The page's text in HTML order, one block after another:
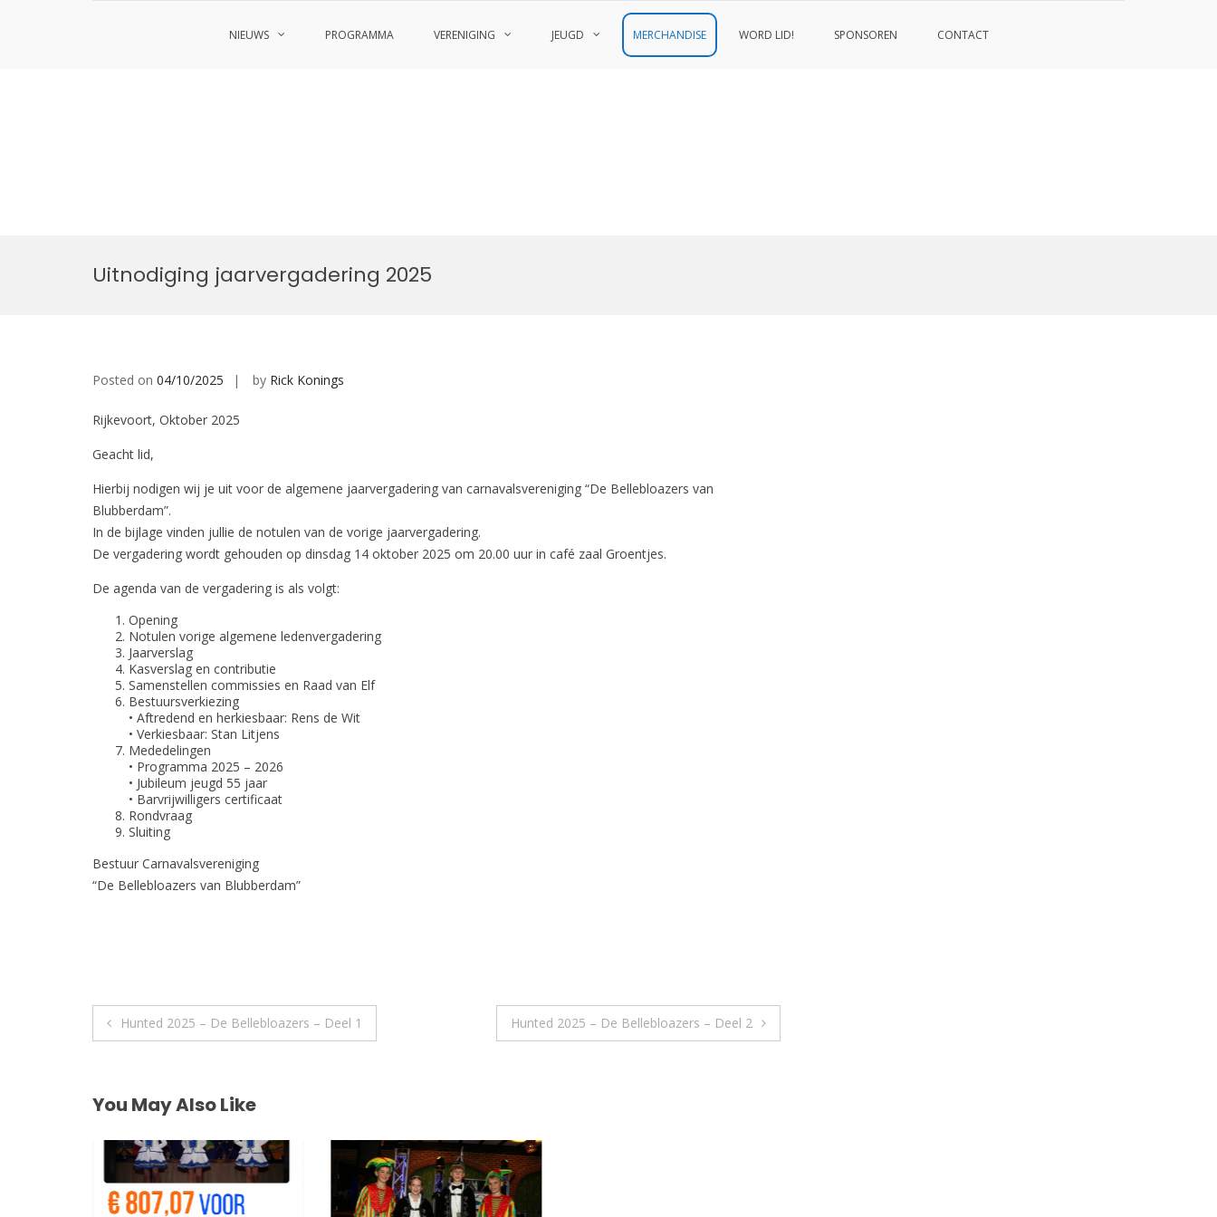
NIEUWS PROGRAMMA VERENIGING JEUGD MERCHANDISE WORD LID! SPONSOREN CONTACT
Uitnodiging jaarvergadering 2025
Posted on 04/10/2025 by Rick Konings
Rijkevoort, Oktober 2025
Geacht lid,
Hierbij nodigen wij je uit voor de algemene jaarvergadering van carnavalsvereniging “De Bellebloazers van
Blubberdam”.
In de bijlage vinden jullie de notulen van de vorige jaarvergadering.
De vergadering wordt gehouden op dinsdag 14 oktober 2025 om 20.00 uur in café zaal Groentjes.
De agenda van de vergadering is als volgt:
Opening
Notulen vorige algemene ledenvergadering
Jaarverslag
Kasverslag en contributie
Samenstellen commissies en Raad van Elf
Bestuursverkiezing
• Aftredend en herkiesbaar: Rens de Wit
• Verkiesbaar: Stan Litjens
Mededelingen
• Programma 2025 – 2026
• Jubileum jeugd 55 jaar
• Barvrijwilligers certificaat
Rondvraag
Sluiting
Bestuur Carnavalsvereniging
“De Bellebloazers van Blubberdam”
Post
Hunted 2025 – De Bellebloazers – Deel 1 Hunted 2025 – De Bellebloazers – Deel 2
You May Also Like